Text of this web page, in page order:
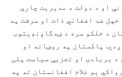
او د دولت د مدیریت چارې
ضد افغاني ذات او سرشت په
د خلکو سره د ښه‌گاونډیتوب
پاکستان په روښانه او
بربادۍ او تجزیې سیاست پلی
یو غلام افغانستان ته په